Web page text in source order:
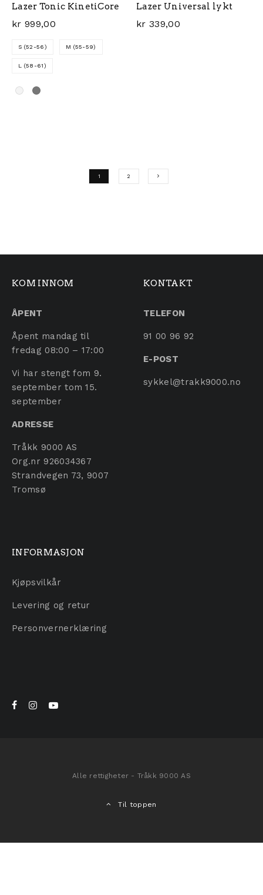
Lazer Tonic KinetiCore
kr 999,00
S (52-56) M (55-59)
L (58-61)
Lazer Universal lykt
kr 339,00
1 2
KOM INNOM
ÅPENT
Åpent mandag til
fredag 08:00 – 17:00
Vi har stengt fom 9.
september tom 15.
september
ADRESSE
Tråkk 9000 AS
Org.nr 926034367
Strandvegen 73, 9007
Tromsø
KONTAKT
TELEFON
91 00 96 92
E-POST
sykkel@trakk9000.no
INFORMASJON
Kjøpsvilkår
Levering og retur
Personvernerklæring
Alle rettigheter - Tråkk 9000 AS
Til toppen